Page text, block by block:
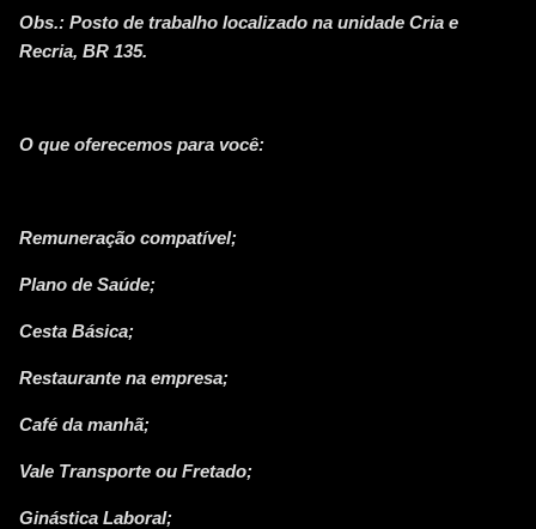
Obs.: Posto de trabalho localizado na unidade Cria e
Recria, BR 135.
O que oferecemos para você:
Remuneração compatível;
Plano de Saúde;
Cesta Básica;
Restaurante na empresa;
Café da manhã;
Vale Transporte ou Fretado;
Ginástica Laboral;